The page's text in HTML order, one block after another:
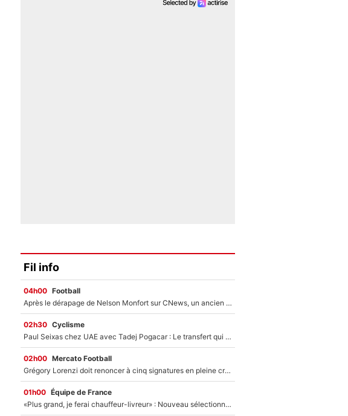
Fil info
04h00 Football
Après le dérapage de Nelson Monfort sur CNews, un ancien journaliste de France Télévisions relance la polémique sur les incendies en Gironde
02h30 Cyclisme
Paul Seixas chez UAE avec Tadej Pogacar : Le transfert qui effraie le peloton, «c’est la pire des choses qui puisse arriver»
02h00 Mercato Football
Grégory Lorenzi doit renoncer à cinq signatures en pleine crise financière : L’IA propose sept noms à l’OM pour un mercato réussi... à seulement 5M€ !
01h00 Équipe de France
«Plus grand, je ferai chauffeur-livreur» : Nouveau sélectionneur des Bleus, Zinédine Zidane s’était imaginé un avenir très différent lorsqu'il était enfant